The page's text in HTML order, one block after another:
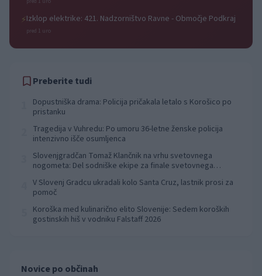
⚡Izklop elektrike: 421. Nadzorništvo Ravne - Območje Podkraj
pred 1 uro
Preberite tudi
Dopustniška drama: Policija pričakala letalo s Korošico po
pristanku
Tragedija v Vuhredu: Po umoru 36-letne ženske policija
intenzivno išče osumljenca
Slovenjgradčan Tomaž Klančnik na vrhu svetovnega
nogometa: Del sodniške ekipe za finale svetovnega
V Slovenj Gradcu ukradali kolo Santa Cruz, lastnik prosi za
pomoč
Koroška med kulinarično elito Slovenije: Sedem koroških
gostinskih hiš v vodniku Falstaff 2026
Novice po občinah